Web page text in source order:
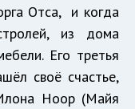
Отса, и когда
из дома
Его третья
своё счастье,
Ноор (Майя